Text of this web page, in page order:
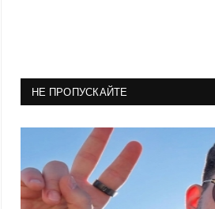
НЕ ПРОПУСКАЙТЕ